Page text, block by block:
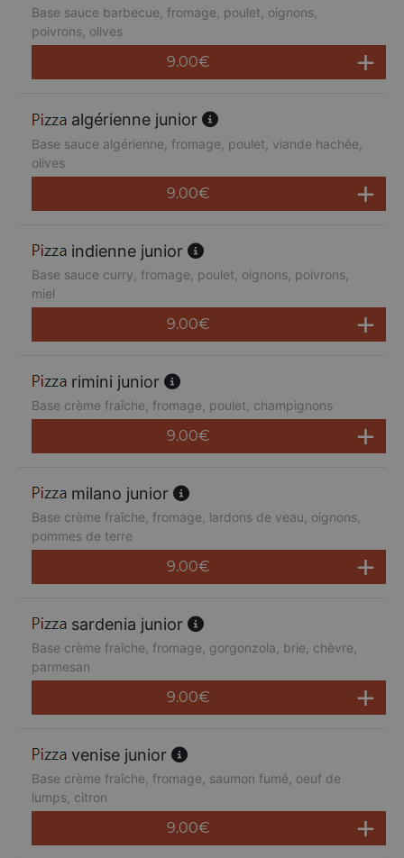
Base sauce barbecue, fromage, poulet, oignons,
poivrons, olives
9.00€
algérienne junior
Base sauce algérienne, fromage, poulet, viande hachée,
olives
9.00€
indienne junior
Base sauce curry, fromage, poulet, oignons, poivrons,
miel
9.00€
rimini junior
Base crème fraîche, fromage, poulet, champignons
9.00€
milano junior
Base crème fraîche, fromage, lardons de veau, oignons,
pommes de terre
9.00€
sardenia junior
Base crème fraîche, fromage, gorgonzola, brie, chèvre,
parmesan
9.00€
venise junior
Base crème fraîche, fromage, saumon fumé, oeuf de
lumps, citron
9.00€